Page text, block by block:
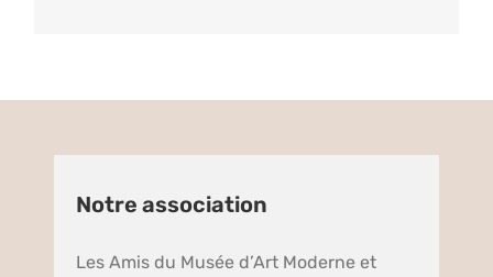
Notre association
Les Amis du Musée d’Art Moderne et